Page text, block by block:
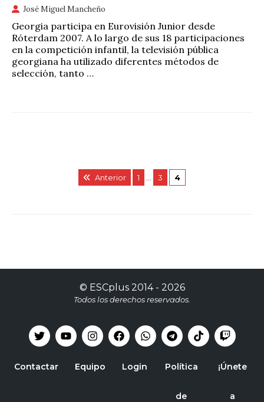
José Miguel Mancheño
Georgia participa en Eurovisión Junior desde
Róterdam 2007. A lo largo de sus 18 participaciones
en la competición infantil, la televisión pública
georgiana ha utilizado diferentes métodos de
selección, tanto …
Anterior 1 3 4
© ESCplus2014 - 2026
Todos los derechos reservados.
Contactar Equipo Login Política
de
¡Únete
a